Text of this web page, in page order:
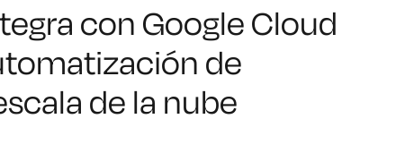
con Google Cloud
de
de la nube